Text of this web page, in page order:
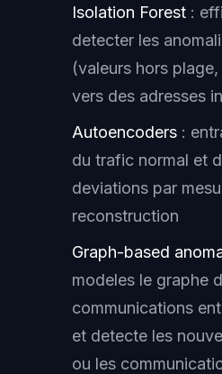
Isolation Forest :
detecter les
(valeurs hors
vers des adresses
Autoencoders :
du trafic normal et
deviations par
reconstruction
Graph-based
modeles le graphe
communications
et detecte les
ou les